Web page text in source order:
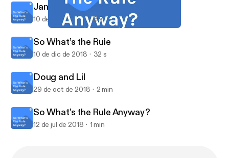
So What’s The Rule Anyway?
Jan jenson
10 de dic de 2018 3 s
So What’s the Rule
10 de dic de 2018 32 s
Doug and Lil
29 de oct de 2018 2 min
So What’s the Rule Anyway?
12 de jul de 2018 1 min